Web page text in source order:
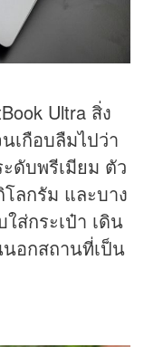
Ultra สิ่ง
เกือบลืมไปว่า
ดับพรีเมียม ตัว
ลกรัม และบาง
ส่กระเป๋า เดิน
อกสถานที่เป็น